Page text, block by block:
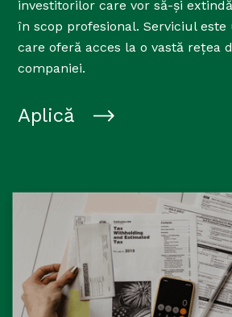
investitorilor care vor să-și
în scop profesional. Serviciul
care oferă acces la o vastă rețea
companiei.
Aplică